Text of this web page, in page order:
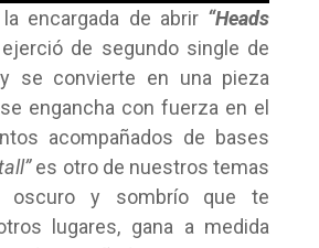
encargada de abrir “Heads
de segundo single de
se convierte en una pieza
engancha con fuerza en el
acompañados de bases
es otro de nuestros temas
oscuro y sombrío que te
lugares, gana a medida